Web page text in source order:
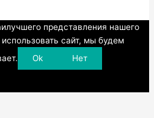
представления нашего
сайт, мы будем
Ok Нет